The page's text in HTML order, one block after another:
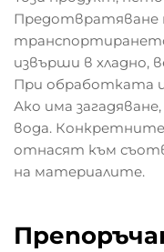
Предотвратяване
извърши в хладно,
При обработката
Ако има
вода.
отнасят към
на материалите.